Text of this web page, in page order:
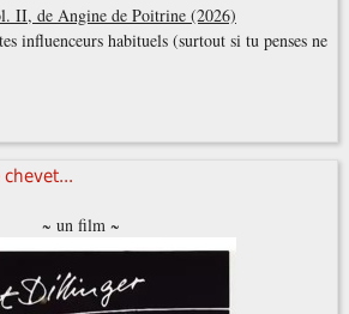
II, de Angine de Poitrine (2026)
influenceurs habituels (surtout si tu penses ne
~ un film ~